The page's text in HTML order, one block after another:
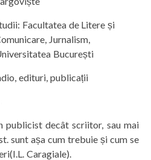
Facultatea de Litere și
Jurnalism,
București
edituri, publicații
publicist decât scriitor, sau mai
sunt așa cum trebuie și cum se
Caragiale).